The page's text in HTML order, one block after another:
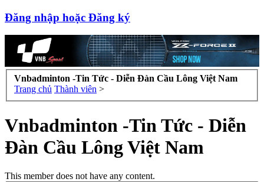
Đăng nhập hoặc Đăng ký
Vnbadminton -Tin Tức - Diễn Đàn Cầu Lông Việt Nam
Trang chủ Thành viên >
Vnbadminton -Tin Tức - Diễn
Đàn Cầu Lông Việt Nam
This member does not have any content.